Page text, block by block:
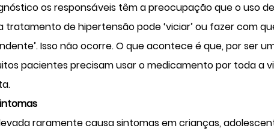
os responsáveis têm a preocupação que o uso de
de hipertensão pode ‘viciar’ ou fazer com
Isso não ocorre. O que acontece é que, por ser
pacientes precisam usar o medicamento por toda a
raramente causa sintomas em crianças,